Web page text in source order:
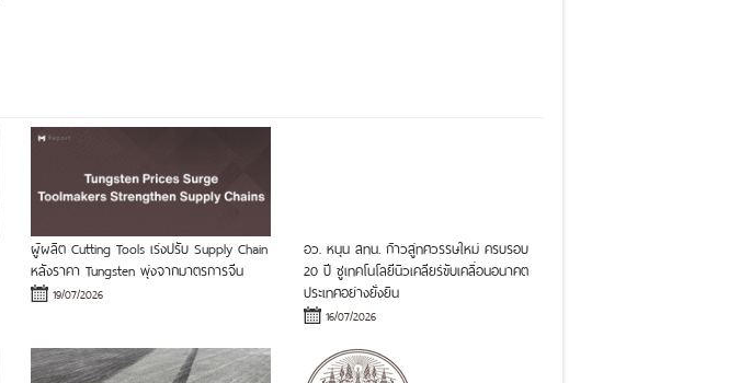
ผู้ผลิต Cutting Tools เร่งปรับ Supply Chain
หลังราคา Tungsten พุ่งจากมาตรการจีน
19/07/2026
อว. หนุน สทน. ก้าวสู่ทศวรรษใหม่ ครบรอบ
20 ปี ชูเทคโนโลยีนิวเคลียร์ขับเคลื่อนอนาคต
ประเทศอย่างยั่งยืน
16/07/2026